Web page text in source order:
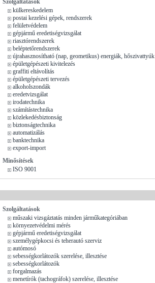
külkereskedelem
postai kezelési gépek, rendszerek
felületvédelem
gépjármű eredetiségvizsgálat
riasztórendszerek
beléptetőrendszerek
újrahasznosítható (nap, geometikus) energiák, hőszivattyúk
épületgépészeti kivitelezés
graffiti eltávolítás
épületgépészeti tervezés
alkoholszondák
eredetvizsgálat
irodatechnika
számítástechnika
közlekedésbiztonság
biztonságtechnika
automatizálás
banktechnika
export-import
Minősítések
ISO 9001
Szolgáltatások
műszaki vizsgáztatás minden járműkategóriában
környezetvédelmi mérés
gépjármű eredetiségvizsgálat
személygépkocsi és teherautó szerviz
autómosó
sebességkorlátozók szerelése, illesztése
sebességkorlátozók
forgalmazás
menetírók (tachográfok) szerelése, illesztése